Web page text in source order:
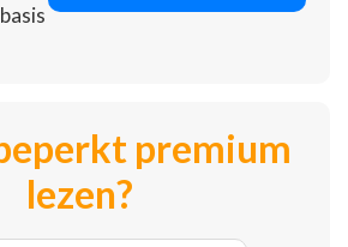
premium
lezen?